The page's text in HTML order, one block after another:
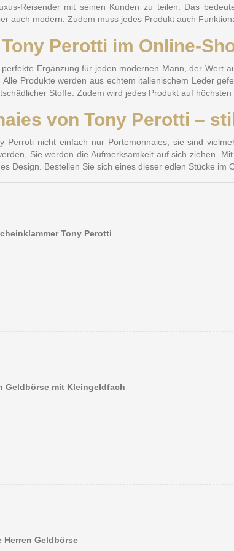
Reisender mit seinen Kunden zu teilen. Das
auch modern. Zudem muss jedes Produkt auch
Perotti im Online-
Ergänzung für jeden modernen Mann, der Wert
Produkte werden aus echtem italienischem Leder
Stoffe. Zudem wird jedes Produkt auf
von Tony Perotti –
Perroti nicht einfach nur Portemonnaies, sie sind
Sie werden die Aufmerksamkeit auf sich ziehen.
Design. Bestellen Sie sich eines dieser edlen Stücke im
Tony Perotti
Geldbörse mit Kleingeldfach
Herren Geldbörse